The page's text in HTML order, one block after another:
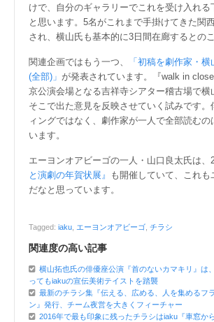
けで、自分のギャラリーでこれを受け入れる
と思います。5名がこれまで手掛けてきた関
され、横山氏も基本的に3日間在廊するとのこ
関連企画ではもう一つ、
「初稿を劇作家・
(全部)」 が発表されています。『walk in
京公演会場となる吉祥寺シアター稽古場で横
そこで出た意見を反映させていく試みです。
ィングではなく、劇作家が一人で全部読むの
います。
エーヨンオアビーゴの一人・山口良太氏は、
と演劇の年賀状展』
も開催していて、これも
だなと思っています。
Tagged: iaku エーヨンオアビーゴ チラシ
関連度の高い記事
横山拓也氏の俳優座公演『首のないカマキリ』は
ってもiakuの宣伝美術テイストを踏襲
最新のチラシ集『伝える、広める、人を集めるフ
ン』発行、チーム夜営を大きくフィーチャー
2016年で最も印象に残ったチラシはiaku『車窓か